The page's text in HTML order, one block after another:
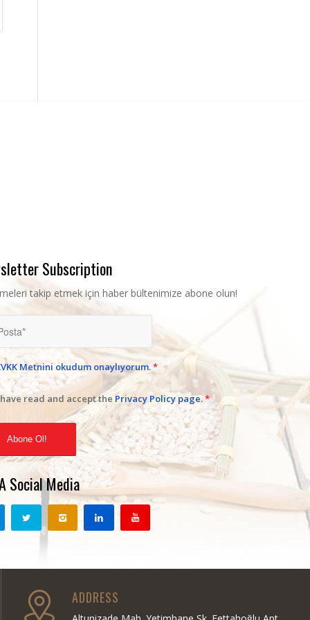
Subscription
takip etmek için haber bültenimize abone olun!
Metnini okudum onaylıyorum.*
read and accept the Privacy Policy page.*
Social Media
ADDRESS